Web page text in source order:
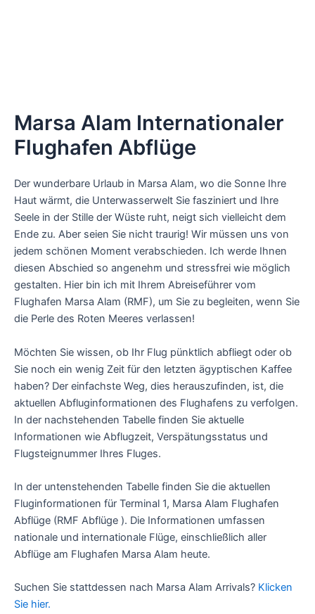
Marsa Alam Internationaler
Flughafen Abflüge
Der wunderbare Urlaub in Marsa Alam, wo die Sonne Ihre
Haut wärmt, die Unterwasserwelt Sie fasziniert und Ihre
Seele in der Stille der Wüste ruht, neigt sich vielleicht dem
Ende zu. Aber seien Sie nicht traurig! Wir müssen uns von
jedem schönen Moment verabschieden. Ich werde Ihnen
diesen Abschied so angenehm und stressfrei wie möglich
gestalten. Hier bin ich mit Ihrem Abreiseführer vom
Flughafen Marsa Alam (RMF), um Sie zu begleiten, wenn Sie
die Perle des Roten Meeres verlassen!
Möchten Sie wissen, ob Ihr Flug pünktlich abfliegt oder ob
Sie noch ein wenig Zeit für den letzten ägyptischen Kaffee
haben? Der einfachste Weg, dies herauszufinden, ist, die
aktuellen Abfluginformationen des Flughafens zu verfolgen.
In der nachstehenden Tabelle finden Sie aktuelle
Informationen wie Abflugzeit, Verspätungsstatus und
Flugsteignummer Ihres Fluges.
In der untenstehenden Tabelle finden Sie die aktuellen
Fluginformationen für Terminal 1, Marsa Alam Flughafen
Abflüge (RMF Abflüge ). Die Informationen umfassen
nationale und internationale Flüge, einschließlich aller
Abflüge am Flughafen Marsa Alam heute.
Suchen Sie stattdessen nach Marsa Alam Arrivals? Klicken
Sie hier.